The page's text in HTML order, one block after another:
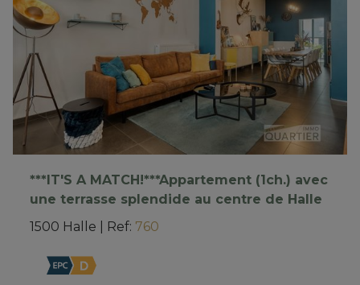
***IT'S A MATCH!***Appartement (1ch.) avec
une terrasse splendide au centre de Halle
1500 Halle
Ref: 760